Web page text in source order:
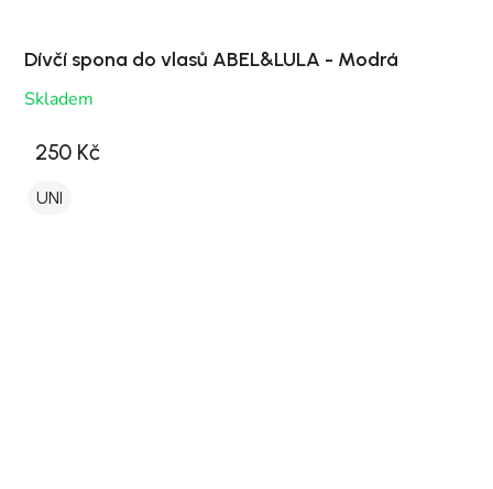
Dívčí spona do vlasů ABEL&LULA - Modrá
Skladem
250 Kč
UNI